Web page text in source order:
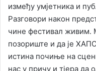
између умјетника и
Разговори након
чине фестивал живим.
позориште и да је
истина почиње на
нас у причу и тјера да